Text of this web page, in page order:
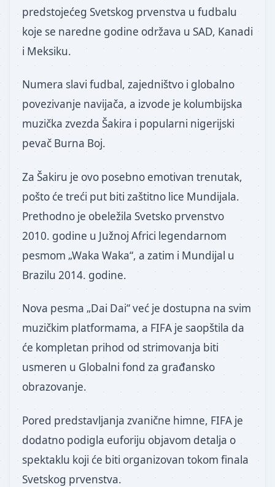
predstojećeg Svetskog prvenstva u fudbalu
koje se naredne godine održava u SAD, Kanadi
i Meksiku.
Numera slavi fudbal, zajedništvo i globalno
povezivanje navijača, a izvode je kolumbijska
muzička zvezda Šakira i popularni nigerijski
pevač Burna Boj.
Za Šakiru je ovo posebno emotivan trenutak,
pošto će treći put biti zaštitno lice Mundijala.
Prethodno je obeležila Svetsko prvenstvo
2010. godine u Južnoj Africi legendarnom
pesmom „Waka Waka“, a zatim i Mundijal u
Brazilu 2014. godine.
Nova pesma „Dai Dai“ već je dostupna na svim
muzičkim platformama, a FIFA je saopštila da
će kompletan prihod od strimovanja biti
usmeren u Globalni fond za građansko
obrazovanje.
Pored predstavljanja zvanične himne, FIFA je
dodatno podigla euforiju objavom detalja o
spektaklu koji će biti organizovan tokom finala
Svetskog prvenstva.